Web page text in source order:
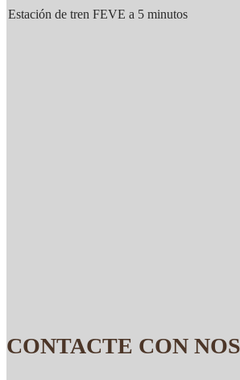
Estación de tren FEVE a 5 minutos
CONTACTE CON